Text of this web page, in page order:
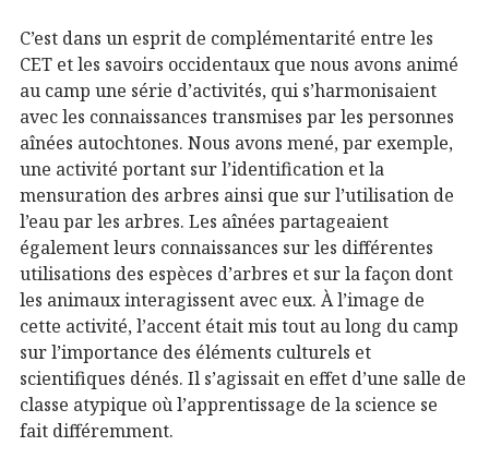
C’est dans un esprit de complémentarité entre les
CET et les savoirs occidentaux que nous avons animé
au camp une série d’activités, qui s’harmonisaient
avec les connaissances transmises par les personnes
aînées autochtones. Nous avons mené, par exemple,
une activité portant sur l’identification et la
mensuration des arbres ainsi que sur l’utilisation de
l’eau par les arbres. Les aînées partageaient
également leurs connaissances sur les différentes
utilisations des espèces d’arbres et sur la façon dont
les animaux interagissent avec eux. À l’image de
cette activité, l’accent était mis tout au long du camp
sur l’importance des éléments culturels et
scientifiques dénés. Il s’agissait en effet d’une salle de
classe atypique où l’apprentissage de la science se
fait différemment.